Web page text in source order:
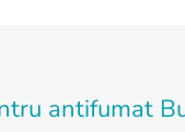
antifumat